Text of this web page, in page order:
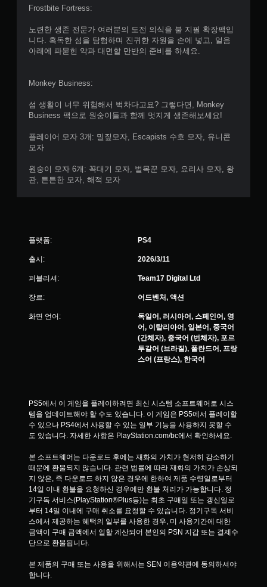
Frostbite Fortress:
노련한 생존 전문가 여러분의 도전 의식을 불 지필 확장팩입
니다. 혹독한 섬을 탐험하며 진귀한 자원을 손에 넣고, 얼음
아래에 파묻힌 악과 대면할 만반의 준비를 하세요.
Monkey Business:
섬 생활이 너무 위험해서 벅차다고요? 그렇다면, Monkey
Business 팩으로 원숭이들과 함께 멋지게 생존해보세요!
플레이어 모자 3개: 밀짚모자, Escapists 수호 모자, 유니콘
모자
원숭이 모자 6개: 꼭대기 모자, 벌목꾼 모자, 요리사 모자, 왕
관, 튼튼한 모자, 해적 모자
플랫폼: PS4
출시: 2026/3/11
퍼블리셔: Team17 Digital Ltd
장르: 어드벤처, 액션
화면 언어:
독일어, 러시아어, 스페인어, 영
어, 이탈리아어, 일본어, 중국어
(간체자), 중국어 (번체자), 포르
투갈어 (브라질), 폴란드어, 프랑
스어 (프랑스), 한국어
PS5에서 이 게임을 플레이하려면 최신 시스템 소프트웨어로 시스
템을 업데이트해야 할 수도 있습니다. 이 게임은 PS5에서 플레이할
수 있으나 PS4에서 사용할 수 있는 일부 기능을 사용하지 못할 수
도 있습니다. 자세한 사항은 PlayStation.com/bc에서 확인하세요.
본 소프트웨어는 다운로드 후에는 재화의 가치가 현저히 감소하기
때문에 환불되지 않습니다. 관련 법률에 따라 재화의 가치가 손상되
지 않은, 즉 다운로드 하지 않은 경우에 한하여 제품 수령일로부터
14일 이내 환불을 요청하신 경우에만 환불 처리가 가능합니다. 정
기구독 서비스(PlayStation®Plus등)는 최초 구매일 또는 갱신일로
부터 14일 이내에 구매 취소를 요청할 수 있습니다. 정기구독 서비
스에서 제공하는 혜택의 일부를 사용한 경우, 미 사용기간에 대한
금액이 구매 금액에서 일할 계산되어 본인의 PSN 지갑 또는 결제수
단으로 환불됩니다.
본 제품의 구매 또는 사용을 위해서는 SEN 이용약관에 동의하셔야
합니다.